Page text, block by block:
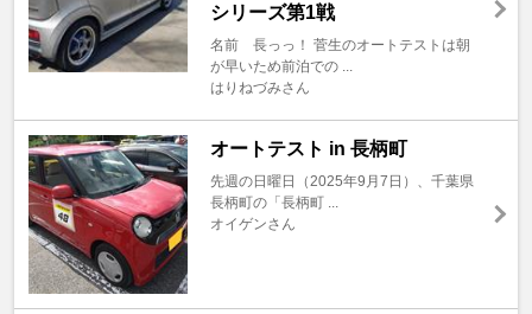
シリーズ第1戦
名前 長っっ！ 菅生のオートテストは朝
が早いため前泊での ...
はりねづみさん
オートテスト in 長柄町
先週の日曜日（2025年9月7日）、千葉県
長柄町の「長柄町 ...
オイゲンさん